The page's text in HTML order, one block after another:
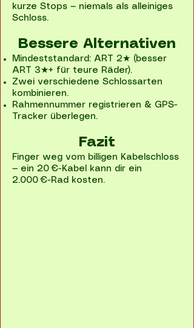
kurze Stops — niemals als alleiniges
Schloss.
Bessere Alternativen
Mindeststandard: ART 2★ (besser
ART 3★+ für teure Räder).
Zwei verschiedene Schlossarten
kombinieren.
Rahmennummer registrieren & GPS-
Tracker überlegen.
Fazit
Finger weg vom billigen Kabelschloss
— ein 20 €-Kabel kann dir ein
2.000 €-Rad kosten.